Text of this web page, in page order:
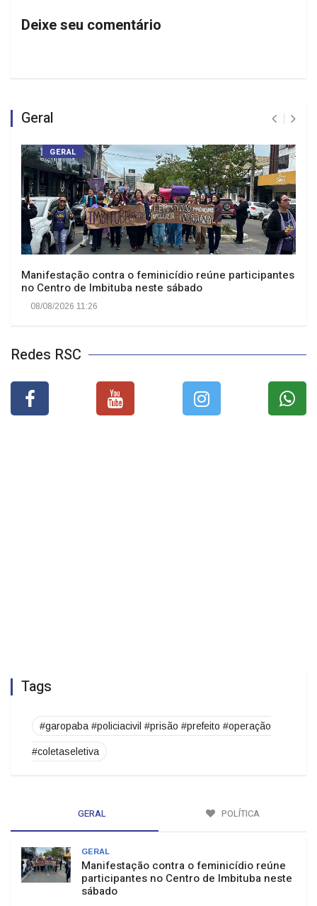
Deixe seu comentário
Geral
GERAL
Manifestação contra o feminicídio reúne participantes
no Centro de Imbituba neste sábado
08/08/2026 11:26
Redes RSC
Tags
#garopaba #policiacivil #prisão #prefeito #operação
#coletaseletiva
GERAL POLÍTICA
GERAL
Manifestação contra o feminicídio reúne
participantes no Centro de Imbituba neste
sábado